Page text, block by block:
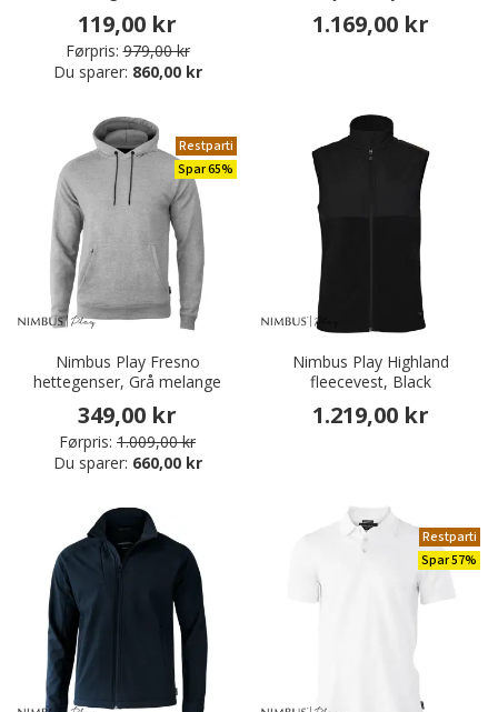
119,00 kr
Førpris: 979,00 kr
Du sparer: 860,00 kr
1.169,00 kr
Restparti
Spar 65%
Nimbus Play Fresno
hettegenser, Grå melange
349,00 kr
Førpris: 1.009,00 kr
Du sparer: 660,00 kr
Nimbus Play Highland
fleecevest, Black
1.219,00 kr
Restparti
Spar 57%